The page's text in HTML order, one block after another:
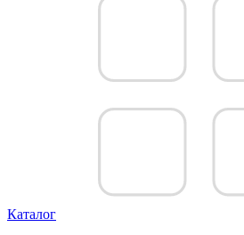
Каталог